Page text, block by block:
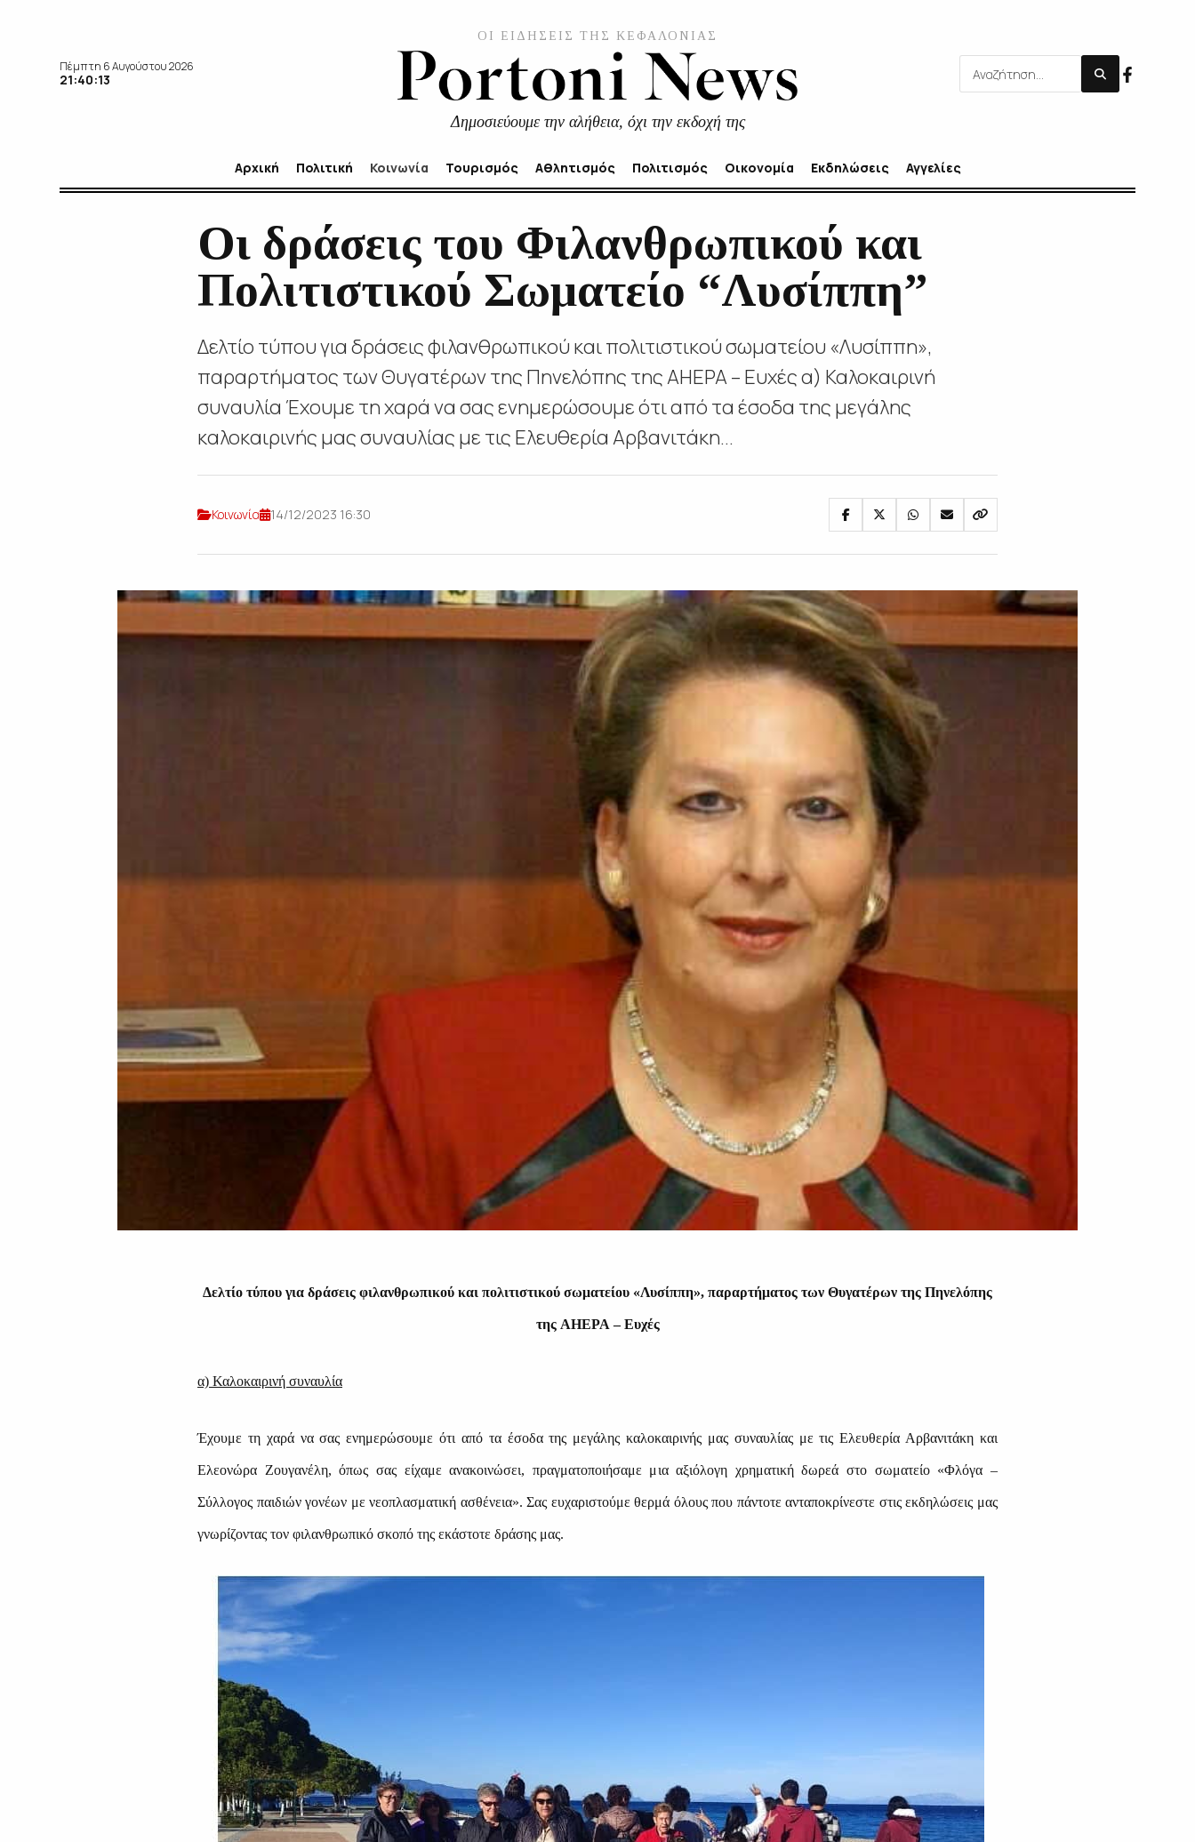
Πέμπτη 6 Αυγούστου 2026
21:40:14
ΟΙ ΕΙΔΗΣΕΙΣ ΤΗΣ ΚΕΦΑΛΟΝΙΑΣ
Δημοσιεύουμε την αλήθεια, όχι την εκδοχή της
Αρχική Πολιτική Κοινωνία Τουρισμός Αθλητισμός Πολιτισμός Οικονομία Εκδηλώσεις Αγγελίες
Οι δράσεις του Φιλανθρωπικού και
Πολιτιστικού Σωματείο “Λυσίππη”
Δελτίο τύπου για δράσεις φιλανθρωπικού και πολιτιστικού σωματείου «Λυσίππη»,
παραρτήματος των Θυγατέρων της Πηνελόπης της AHEPA – Ευχές α) Καλοκαιρινή
συναυλία Έχουμε τη χαρά να σας ενημερώσουμε ότι από τα έσοδα της μεγάλης
καλοκαιρινής μας συναυλίας με τις Ελευθερία Αρβανιτάκη...
Κοινωνία 14/12/2023 16:30
Δελτίο τύπου για δράσεις φιλανθρωπικού και πολιτιστικού σωματείου «Λυσίππη», παραρτήματος των Θυγατέρων της Πηνελόπης
της AHEPA – Ευχές
α) Καλοκαιρινή συναυλία
Έχουμε τη χαρά να σας ενημερώσουμε ότι από τα έσοδα της μεγάλης καλοκαιρινής μας συναυλίας με τις Ελευθερία Αρβανιτάκη και
Ελεονώρα Ζουγανέλη, όπως σας είχαμε ανακοινώσει, πραγματοποιήσαμε μια αξιόλογη χρηματική δωρεά στο σωματείο «Φλόγα –
Σύλλογος παιδιών γονέων με νεοπλασματική ασθένεια». Σας ευχαριστούμε θερμά όλους που πάντοτε ανταποκρίνεστε στις εκδηλώσεις μας
γνωρίζοντας τον φιλανθρωπικό σκοπό της εκάστοτε δράσης μας.